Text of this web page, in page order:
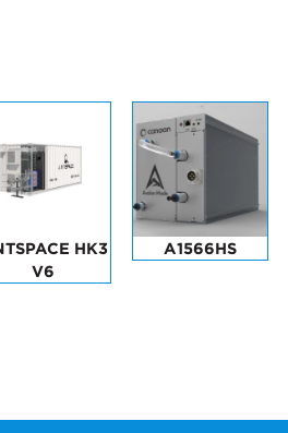
HK3
V6
A1566HS